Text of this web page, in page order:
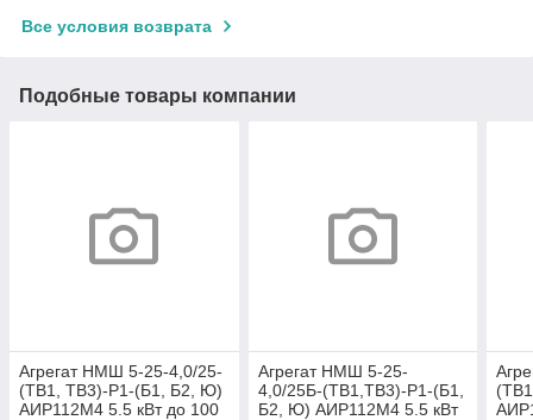
Все условия возврата
Подобные товары компании
Агрегат НMШ 5-25-4,0/25-
(ТВ1, ТВ3)-Р1-(Б1, Б2, Ю)
АИР112M4 5.5 кВт до 100
Агрегат НMШ 5-25-
4,0/25Б-(ТВ1,ТВ3)-Р1-(Б1,
Б2, Ю) АИР112M4 5.5 кВт